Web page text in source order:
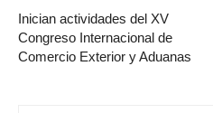
Inician actividades del XV
Congreso Internacional de
Comercio Exterior y Aduanas